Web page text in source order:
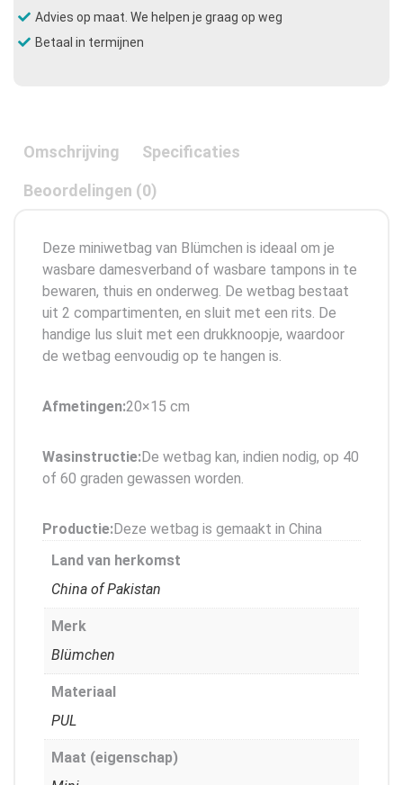
Advies op maat. We helpen je graag op weg
Betaal in termijnen
Omschrijving Specificaties
Beoordelingen (0)
Deze miniwetbag van Blümchen is ideaal om je
wasbare damesverband of wasbare tampons in te
bewaren, thuis en onderweg. De wetbag bestaat
uit 2 compartimenten, en sluit met een rits. De
handige lus sluit met een drukknoopje, waardoor
de wetbag eenvoudig op te hangen is.
Afmetingen:20×15 cm
Wasinstructie:De wetbag kan, indien nodig, op 40
of 60 graden gewassen worden.
Productie:Deze wetbag is gemaakt in China
Land van herkomst
China of Pakistan
Merk
Blümchen
Materiaal
PUL
Maat (eigenschap)